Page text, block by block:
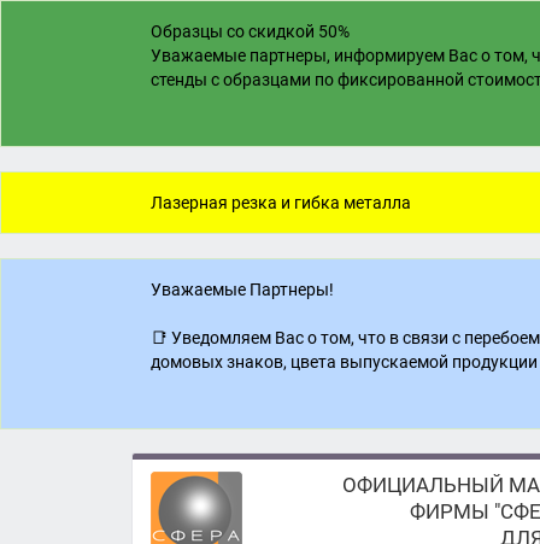
Образцы со скидкой 50%
Уважаемые партнеры, информируем Вас о том,
стенды с образцами по фиксированной
Лазерная резка и гибка металла
Уважаемые Партнеры!
📑 Уведомляем Вас о том, что в связи с
домовых знаков, цвета выпускаемой
ОФИЦИАЛЬНЫЙ
ФИРМЫ